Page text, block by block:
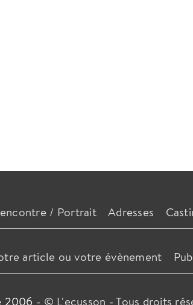
/ Portrait Adresses
article ou votre évènement
2006 - © L'ecusson -Tous droits